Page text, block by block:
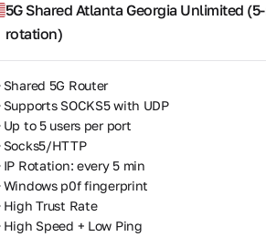
30天 / ∞ GB / $50.00
5G Shared Atlanta Georgia Unlimited
rotation)
Shared 5G Router
Supports SOCKS5 with UDP
Up to 5 users per port
Socks5/HTTP
IP Rotation: every 5 min
Windows p0f fingerprint
High Trust Rate
High Speed + Low Ping